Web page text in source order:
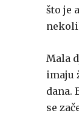
što je
Mala
imaju
dana.
se